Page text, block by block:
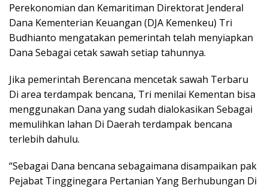
Perekonomian dan Kemaritiman Direktorat Jenderal
Dana Kementerian Keuangan (DJA Kemenkeu) Tri
Budhianto mengatakan pemerintah telah menyiapkan
Dana Sebagai cetak sawah setiap tahunnya.
Jika pemerintah Berencana mencetak sawah Terbaru
Di area terdampak bencana, Tri menilai Kementan bisa
menggunakan Dana yang sudah dialokasikan Sebagai
memulihkan lahan Di Daerah terdampak bencana
terlebih dahulu.
“Sebagai Dana bencana sebagaimana disampaikan pak
Pejabat Tingginegara Pertanian Yang Berhubungan Di